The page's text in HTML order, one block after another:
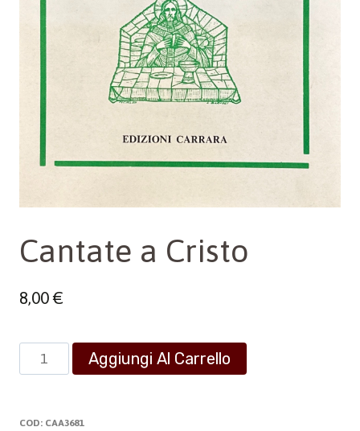
Cantate a Cristo
8,00€
Cantate
a
quantità
Aggiungi Al Carrello
COD: CAA3681